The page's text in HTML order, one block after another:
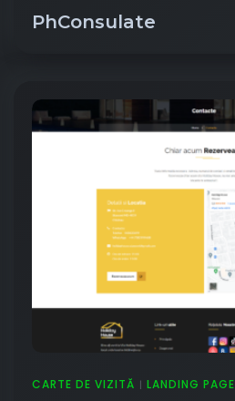
PhConsulate
CARTE DE VIZITĂ | LANDING PAGE